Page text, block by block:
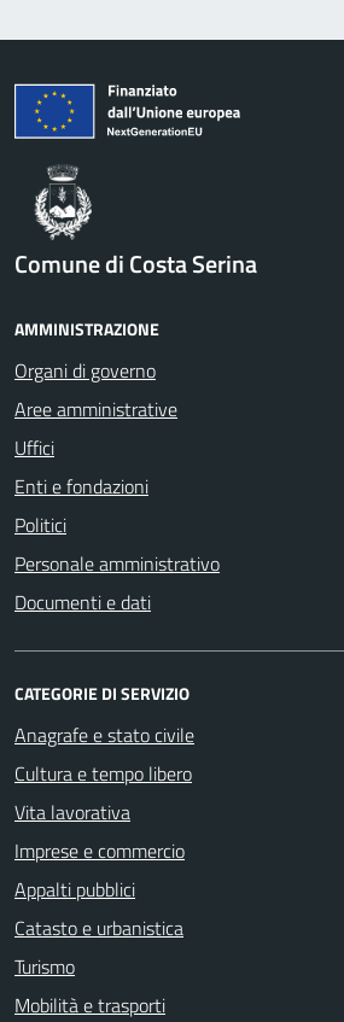
Comune di Costa Serina
AMMINISTRAZIONE
Organi di governo
Aree amministrative
Uffici
Enti e fondazioni
Politici
Personale amministrativo
Documenti e dati
CATEGORIE DI SERVIZIO
Anagrafe e stato civile
Cultura e tempo libero
Vita lavorativa
Imprese e commercio
Appalti pubblici
Catasto e urbanistica
Turismo
Mobilità e trasporti